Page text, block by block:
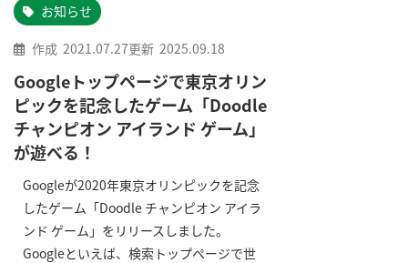
お知らせ
作成 2021.07.27更新 2025.09.18
Googleトップページで東京オリン
ピックを記念したゲーム「Doodle
チャンピオン アイランド ゲーム」
が遊べる！
Googleが2020年東京オリンピックを記念
したゲーム「Doodle チャンピオン アイラ
ンド ゲーム」をリリースしました。
Googleといえば、検索トップページで世